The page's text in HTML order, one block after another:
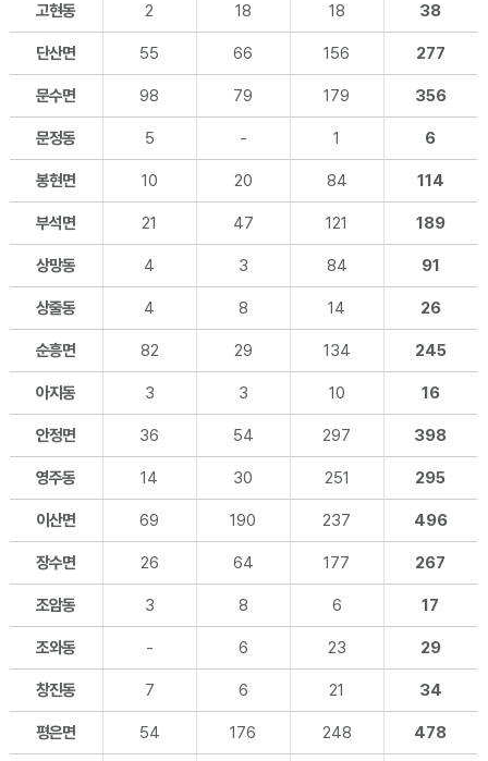
고현동 2 18 18 38
단산면 55 66 156 277
문수면 98 79 179 356
문정동 5 - 1 6
봉현면 10 20 84 114
부석면 21 47 121 189
상망동 4 3 84 91
상줄동 4 8 14 26
순흥면 82 29 134 245
아지동 3 3 10 16
안정면 36 54 297 398
영주동 14 30 251 295
이산면 69 190 237 496
장수면 26 64 177 267
조암동 3 8 6 17
조와동 - 6 23 29
창진동 7 6 21 34
평은면 54 176 248 478